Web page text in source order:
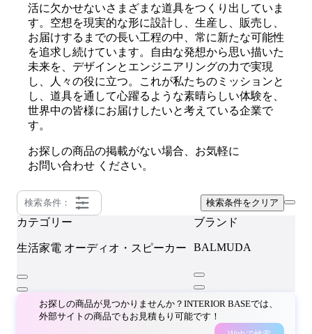
活に欠かせないさまざまな道具をつくり出していま
す。空想を現実的な形に設計し、生産し、販売し、
お届けするまでの長い工程の中、常に新たな可能性
を追求し続けています。自由な発想から思い描いた
未来を、デザインとエンジニアリングの力で実現
し、人々の役に立つ。これが私たちのミッションと
し、道具を通して心躍るような素晴らしい体験を、
世界中の皆様にお届けしたいと考えている企業で
す。
お探しの商品の掲載がない場合、お気軽に
お問い合わせ ください。
検索条件： 検索条件をクリア
カテゴリー
生活家電 オーディオ・スピーカー
ブランド
BALMUDA
お探しの商品が見つかりませんか？INTERIOR BASEでは、
外部サイトの商品でもお見積もり可能です！